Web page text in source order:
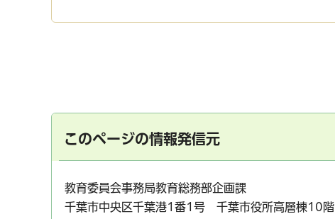
このページの情報発信元
教育委員会事務局教育総務部企画課
千葉市中央区千葉港1番1号 千葉市役所高層棟10階